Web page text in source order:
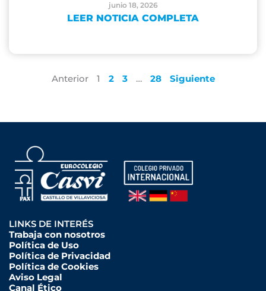
junio 18, 2026
LEER NOTICIA COMPLETA
Anterior 1 2 3 … 28 Siguiente
LINKS DE INTERÉS
Trabaja con nosotros
Política de Uso
Política de Privacidad
Política de Cookies
Aviso Legal
Canal Ético